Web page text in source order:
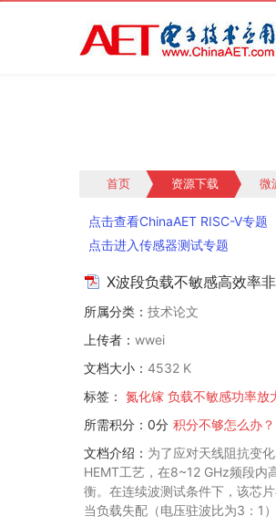
首页 资源下载 微
点击查看ChinaAET RISC-V专题
点击进入传感器测试专题
X波段负载不敏感高效率
所属分类： 技术论文
上传者： wwei
文档大小： 4532 K
标签： 氮化镓 负载不敏感功率放
所需积分：0分 积分不够怎么办？
文档介绍： 为了应对天线阻抗变
HEMT工艺，在8~12 GHz频段内
衡。在连续波测试条件下，该芯
当负载失配（电压驻波比为3：1